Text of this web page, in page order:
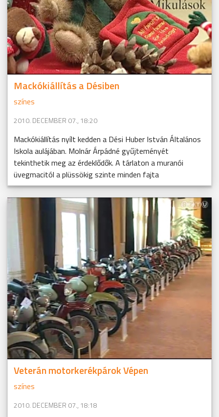
Mackókiállítás a Désiben
színes
2010. DECEMBER 07., 18:20
Mackókiállítás nyílt kedden a Dési Huber István Általános
Iskola aulájában. Molnár Árpádné gyűjteményét
tekinthetik meg az érdeklődők. A tárlaton a muranói
üvegmacitól a plüssökig szinte minden fajta
Veterán motorkerékpárok Vépen
színes
2010. DECEMBER 07., 18:18